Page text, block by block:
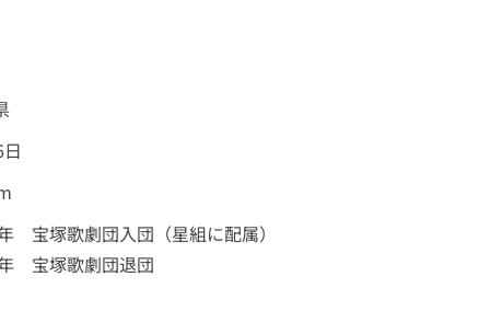
宝塚歌劇団入団（星組に配属）
宝塚歌劇団退団